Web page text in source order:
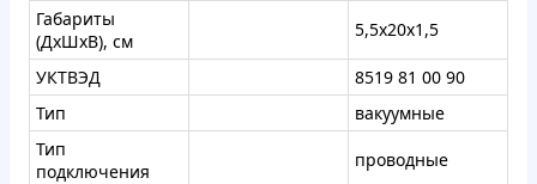
Габариты
(ДхШхВ), см
5,5x20x1,5
УКТВЭД
8519 81 00 90
Тип
вакуумные
Тип
подключения
проводные